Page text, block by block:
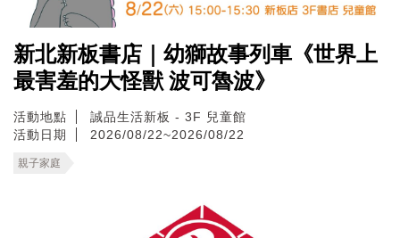
新北新板書店｜幼獅故事列車《世界上
最害羞的大怪獸 波可魯波》
活動地點
誠品生活新板 - 3F 兒童館
活動日期
2026/08/22~2026/08/22
親子家庭